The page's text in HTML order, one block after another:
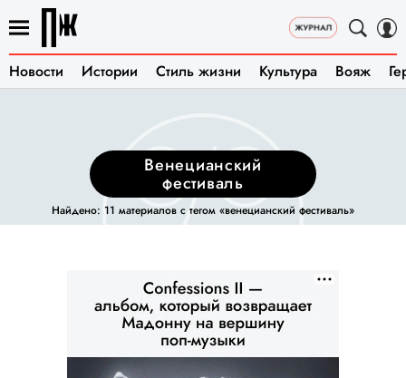
Новости Истории Стиль жизни Культура Вояж
венецианский
фестиваль
Найдено: 11 материалов с тегом «венецианский фестиваль»